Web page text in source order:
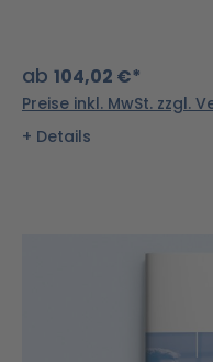
ab 104,02 €*
Preise inkl. MwSt. zzgl.
Details